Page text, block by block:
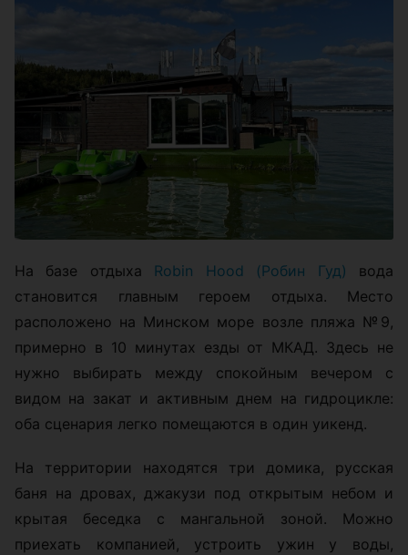
На базе отдыха Robin Hood (Робин Гуд) вода
становится главным героем отдыха. Место
расположено на Минском море возле пляжа №9,
примерно в 10 минутах езды от МКАД. Здесь не
нужно выбирать между спокойным вечером с
видом на закат и активным днем на гидроцикле:
оба сценария легко помещаются в один уикенд.
На территории находятся три домика, русская
баня на дровах, джакузи под открытым небом и
крытая беседка с мангальной зоной. Можно
приехать компанией, устроить ужин у воды,